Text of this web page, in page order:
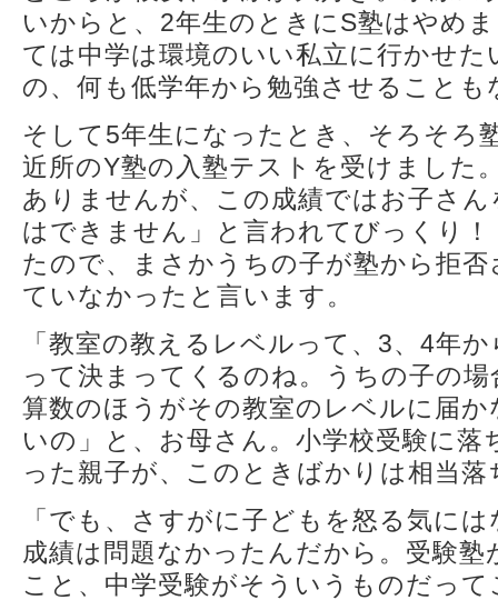
いからと、2年生のときにS塾はやめ
ては中学は環境のいい私立に行かせ
の、何も低学年から勉強させること
そして5年生になったとき、そろそろ
近所のY塾の入塾テストを受けました
ありませんが、この成績ではお子さ
はできません」と言われてびっくり
たので、まさかうちの子が塾から拒
ていなかったと言います。
「教室の教えるレベルって、3、4年
って決まってくるのね。うちの子の
算数のほうがその教室のレベルに届
いの」と、お母さん。小学校受験に
った親子が、このときばかりは相当
「でも、さすがに子どもを怒る気に
成績は問題なかったんだから。受験
こと、中学受験がそういうものだっ